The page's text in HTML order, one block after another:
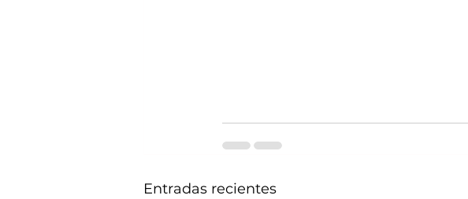
Entradas recientes